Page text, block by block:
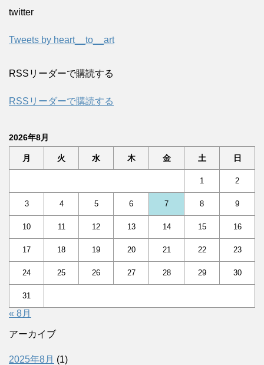
twitter
Tweets by heart__to__art
RSSリーダーで購読する
RSSリーダーで購読する
2026年8月
月 火 水 木 金 土 日
1 2
3 4 5 6 7 8 9
10 11 12 13 14 15 16
17 18 19 20 21 22 23
24 25 26 27 28 29 30
31
« 8月
アーカイブ
2025年8月 (1)